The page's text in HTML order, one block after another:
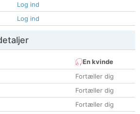
Log ind
Log ind
En kvinde
Fortæller dig
Fortæller dig
Fortæller dig